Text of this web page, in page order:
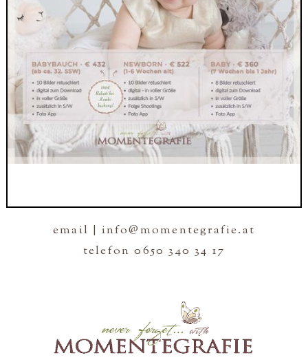
email | info@momentegrafie.at
telefon 0650 340 34 17